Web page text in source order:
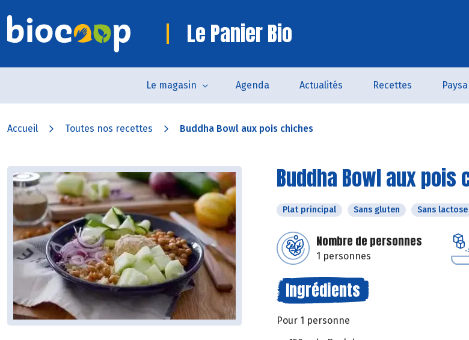
Le Panier Bio
Le magasin Agenda Actualités Recettes
Accueil Toutes nos recettes Buddha Bowl aux pois chiches
Buddha Bowl aux pois
Plat principal Sans gluten Sans lactose
Nombre de personnes
1 personnes
Ingrédients
Pour 1 personne